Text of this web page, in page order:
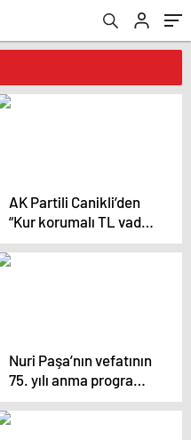
AK Partili Canikli’den
“Kur korumalı TL vadeli
mevduat sistemi”
açıklaması!
Nuri Paşa’nın vefatının
75. yılı anma programı
düzenlendi